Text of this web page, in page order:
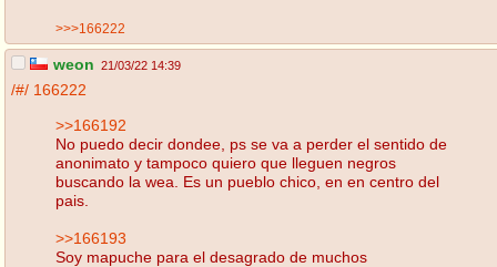
>>>166222
weon 21/03/22 14:39
/#/ 166222
>>166192
No puedo decir dondee, ps se va a perder el sentido de
anonimato y tampoco quiero que lleguen negros
buscando la wea. Es un pueblo chico, en en centro del
pais.
>>166193
Soy mapuche para el desagrado de muchos